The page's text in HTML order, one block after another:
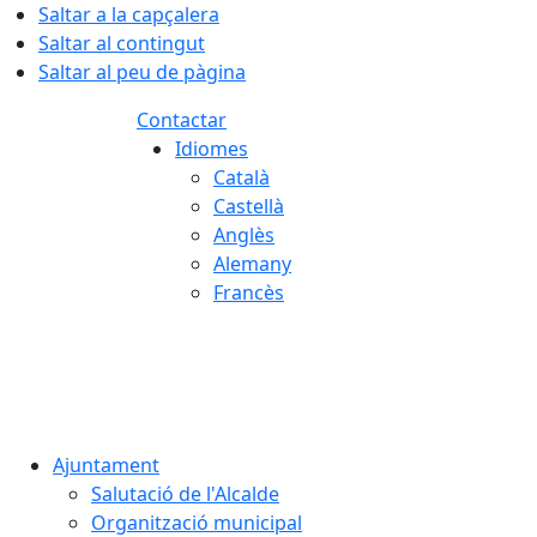
Saltar a la capçalera
Saltar al contingut
Saltar al peu de pàgina
Contactar
Idiomes
Català
Castellà
Anglès
Alemany
Francès
Ajuntament
Salutació de l'Alcalde
Organització municipal